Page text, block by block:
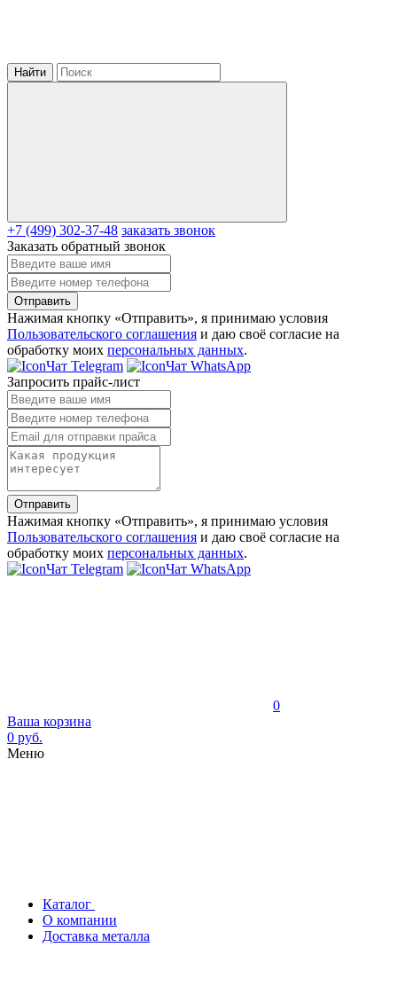
Найти
+7 (499) 302-37-48 заказать звонок
Заказать обратный звонок
Отправить
Нажимая кнопку «Отправить», я принимаю условия
Пользовательского соглашения и даю своё согласие на
обработку моих персональных данных.
Чат Telegram
Чат WhatsApp
Запросить прайс-лист
Отправить
Нажимая кнопку «Отправить», я принимаю условия
Пользовательского соглашения и даю своё согласие на
обработку моих персональных данных.
Чат Telegram
Чат WhatsApp
0
Ваша корзина
0 руб.
Меню
Каталог
О компании
Доставка металла